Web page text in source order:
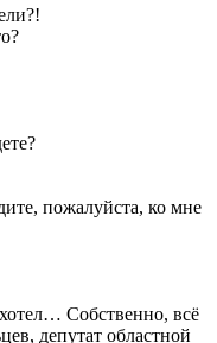
пожалуйста, ко мне
Собственно, всё
депутат областной